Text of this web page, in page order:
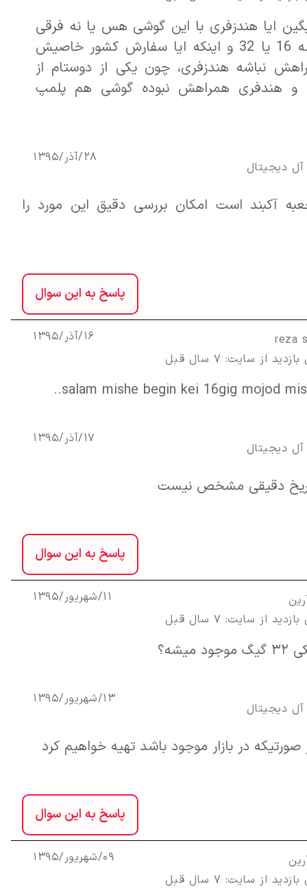
ایا هندزفری با این گوشی هس یا نه فرقی
نمیکنه حافظه 16 یا 32 و اینکه ایا سفارش کشور خاصیش
نباشه هندزفری، چون یکی از دوستام از
و هندفری همراهش نبوده گوشی هم پلمپ
آل ديجيتال
28/آذر/1395
آکبند است امکان بررسی دقیق این مورد را
پاسخ به این سوال
reza
از سایت: 7 سال قبل
16/آذر/1395
salam mishe begin kei 16gig mojod
آل ديجيتال
17/آذر/1395
دقیقی مشخص نیست
پاسخ به این سوال
از سایت: 7 سال قبل
11/شهریور/1395
آل ديجيتال
13/شهریور/1395
صورتیکه در بازار موجود باشد تهیه خواهیم کرد
پاسخ به این سوال
از سایت: 7 سال قبل
09/شهریور/1395